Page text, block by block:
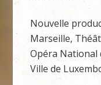
Nouvelle
Marseille,
Opéra National
Ville de